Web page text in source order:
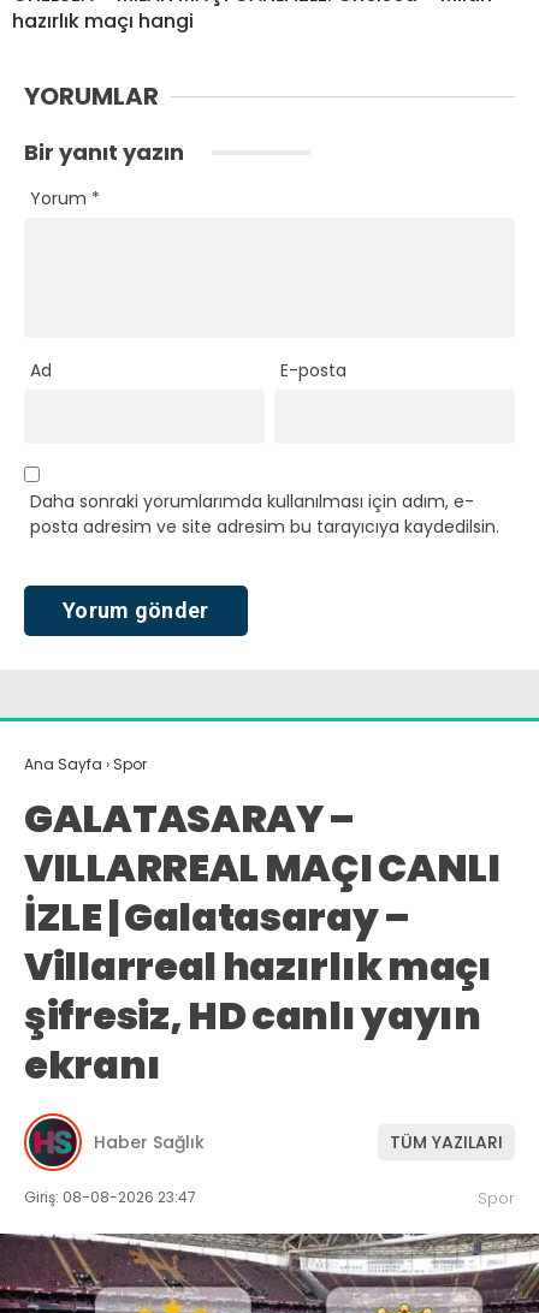
hazırlık maçı hangi
YORUMLAR
Bir yanıt yazın
Yorum *
Ad E-posta
Daha sonraki yorumlarımda kullanılması için adım, e-
posta adresim ve site adresim bu tarayıcıya kaydedilsin.
Ana Sayfa › Spor
GALATASARAY –
VILLARREAL MAÇI CANLI
İZLE | Galatasaray –
Villarreal hazırlık maçı
şifresiz, HD canlı yayın
ekranı
Haber Sağlık TÜM YAZILARI
Giriş: 08-08-2026 23:47 Spor